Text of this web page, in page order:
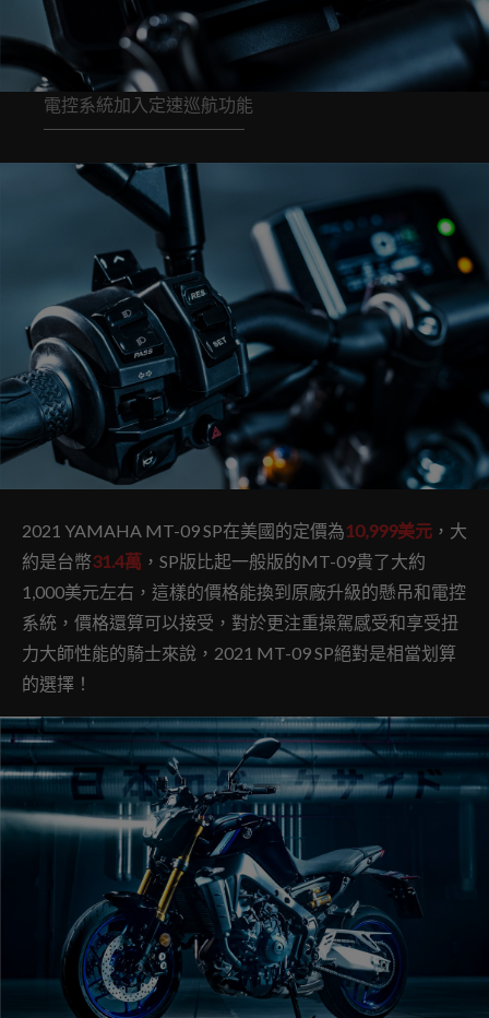
電控系統加入定速巡航功能
2021 YAMAHA MT-09 SP在美國的定價為10,999美元 ，大
約是台幣31.4萬 ，SP版比起一般版的MT-09貴了大約
1,000美元左右，這樣的價格能換到原廠升級的懸吊和電控
系統，價格還算可以接受，對於更注重操駕感受和享受扭
力大師性能的騎士來說，2021 MT-09 SP絕對是相當划算
的選擇！